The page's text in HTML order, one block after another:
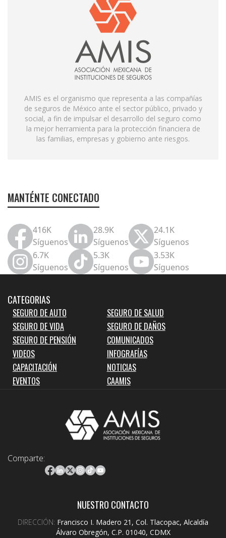
AMIS es el organismo que representa a las compañías
de seguros de México ante el sector público, privado y
social, a fin de impulsar el desarrollo del seguro como
la mejor herramienta para la protección financiera de
las familias, empresas y gobierno ante riesgos.
MANTÉNTE CONECTADO
416K
Síguenos
28.9K
Síguenos
24.1K
Síguenos
6.7K
Síguenos
5.3K
Síguenos
3.53K
Síguenos
CATEGORIAS
SEGURO DE AUTO
SEGURO DE SALUD
SEGURO DE VIDA
SEGURO DE DAÑOS
SEGURO DE PENSIÓN
COMUNICADOS
VIDEOS
INFOGRAFÍAS
CAPACITACIÓN
NOTICIAS
EVENTOS
CAAMIS
Comparte:
NUESTRO CONTACTO
DIRECCIÓN: Francisco I. Madero 21, Col. Tlacopac, Alcaldía
Álvaro Obregón, C.P. 01040, CDMX